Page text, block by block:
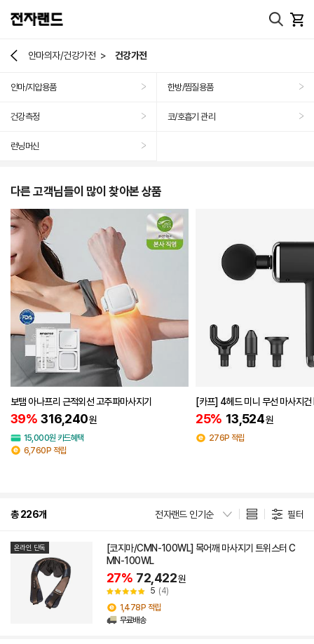
안마의자/건강가전 > 건강가전
안마/지압용품 > 한방/찜질용품 >
건강측정 > 코/호흡기 관리 >
런닝머신 >
다른 고객님들이 많이 찾아본 상품
보탬 아나프리 근적외선 고주파마사지기
39% 316,240원
15,000원 카드혜택
6,760P 적립
[카프] 4헤드 미니 무선 마사지
25% 13,524원
276P 적립
총 226개 전자랜드 인기순 필터
온라인 단독
[코지마/CMN-100WL] 목어깨 마사지기 트위스터 C
MN-100WL
27% 72,422원
5 (4)
1,478P 적립
무료배송